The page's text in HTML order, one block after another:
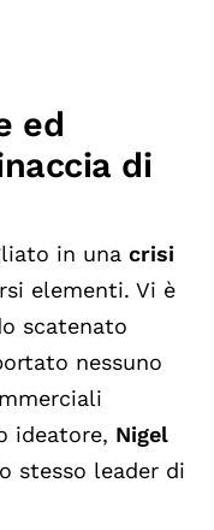
ed
di
in una crisi
elementi. Vi è
scatenato
nessuno
ideatore, Nigel
stesso leader di